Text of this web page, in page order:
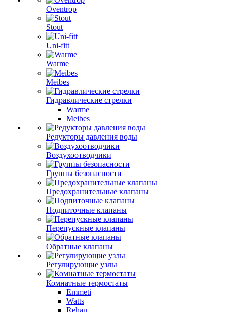
Oventrop
Stout
Uni-fitt
Warme
Meibes
Гидравлические стрелки
Warme
Meibes
Редукторы давления воды
Воздухоотводчики
Группы безопасности
Предохранительные клапаны
Подпиточные клапаны
Перепускные клапаны
Обратные клапаны
Регулирующие узлы
Комнатные термостаты
Emmeti
Watts
Rehau